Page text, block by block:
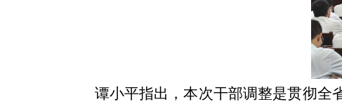
谭小平指出，本次干部调整是贯彻全